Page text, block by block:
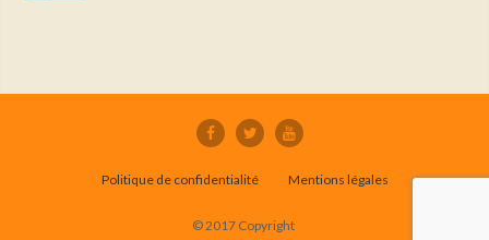
Politique de confidentialité Mentions légales
© 2017 Copyright